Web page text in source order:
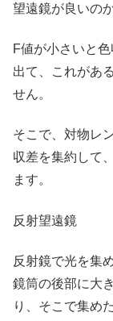
望遠鏡が良いの
F値が小さいと
出て、これがあ
せん。
そこで、対物レ
収差を集約して
ます。
反射望遠鏡
反射鏡で光を集
鏡筒の後部に大
り、そこで集め